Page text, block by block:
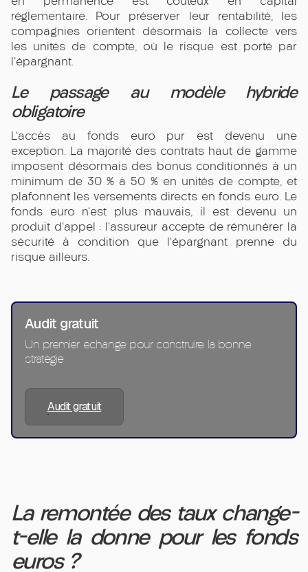
réglementaire. Pour préserver leur rentabilité, les
compagnies orientent désormais la collecte vers
les unités de compte, où le risque est porté par
l'épargnant.
Le passage au modèle hybride
obligatoire
L'accès au fonds euro pur est devenu une
exception. La majorité des contrats haut de gamme
imposent désormais des bonus conditionnés à un
minimum de 30 % à 50 % en unités de compte, et
plafonnent les versements directs en fonds euro. Le
fonds euro n'est plus mauvais, il est devenu un
produit d'appel : l'assureur accepte de rémunérer la
sécurité à condition que l'épargnant prenne du
risque ailleurs.
Audit gratuit
Un premier échange pour construire la bonne
stratégie
Audit gratuit
La remontée des taux change-
t-elle la donne pour les fonds
euros ?